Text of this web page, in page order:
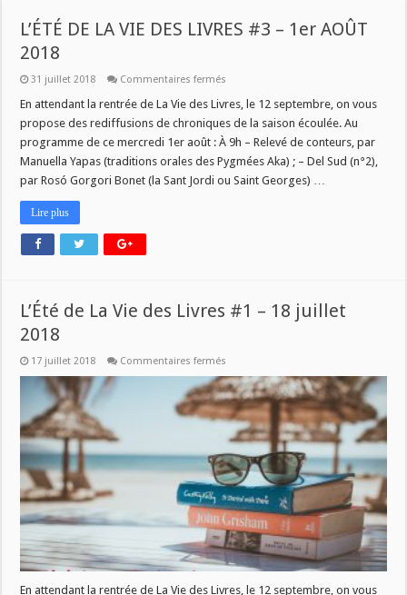
L’ÉTÉ DE LA VIE DES LIVRES #3 – 1er AOÛT
2018
31 juillet 2018 Commentaires fermés
DE
VIE
DES
LIVRES
#3
1er
En attendant la rentrée de La Vie des Livres, le 12 septembre, on vous
propose des rediffusions de chroniques de la saison écoulée. Au
programme de ce mercredi 1er août : À 9h – Relevé de conteurs, par
Manuella Yapas (traditions orales des Pygmées Aka) ; – Del Sud (n°2),
par Rosó Gorgori Bonet (la Sant Jordi ou Saint Georges) …
Lire plus
L’Été de La Vie des Livres #1 – 18 juillet
2018
17 juillet 2018 Commentaires fermés
de
La
Vie
des
Livres
#1
–
18
juillet
2018
En attendant la rentrée de La Vie des Livres, le 12 septembre, on vous